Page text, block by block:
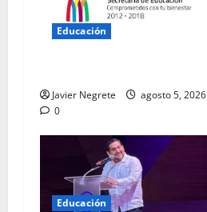
Educación
Javier Negrete
agosto 5, 2026
0
Educación